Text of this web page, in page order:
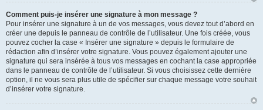
Comment puis-je insérer une signature à mon message ?
Pour insérer une signature à un de vos messages, vous devez tout d’abord en
créer une depuis le panneau de contrôle de l’utilisateur. Une fois créée, vous
pouvez cocher la case « Insérer une signature » depuis le formulaire de
rédaction afin d’insérer votre signature. Vous pouvez également ajouter une
signature qui sera insérée à tous vos messages en cochant la case appropriée
dans le panneau de contrôle de l’utilisateur. Si vous choisissez cette dernière
option, il ne vous sera plus utile de spécifier sur chaque message votre souhait
d’insérer votre signature.